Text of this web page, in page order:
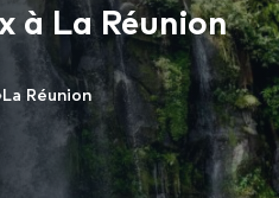
à La Réunion
La Réunion